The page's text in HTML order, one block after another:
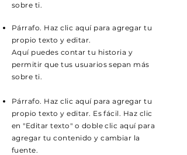
sobre ti.
Párrafo. Haz clic aquí para agregar tu
propio texto y editar.
Aquí puedes contar tu historia y
permitir que tus usuarios sepan más
sobre ti.
Párrafo. Haz clic aquí para agregar tu
propio texto y editar. Es fácil. Haz clic
en "Editar texto" o doble clic aquí para
agregar tu contenido y cambiar la
fuente.